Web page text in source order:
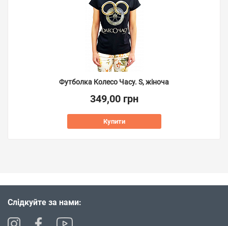
Футболка Колесо Часу. S, жіноча
349,00 грн
Купити
Слідкуйте за нами: